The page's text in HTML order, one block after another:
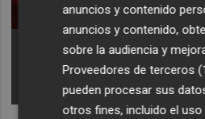
El equipo de gobierno de
Federación de Asociaciones
estudiar alegaciones a la
autobuses.- Foto:
anuncios y contenido
anuncios y contenido,
sobre la audiencia y
Proveedores de terceros
pueden procesar sus
otros fines, incluido el